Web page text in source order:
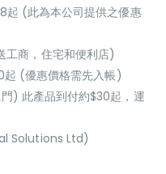
起 (此為本公司提供之優惠
工商，住宅和便利店)
(優惠價格需先入帳)
) 此產品到付約$30起，運
Solutions Ltd)